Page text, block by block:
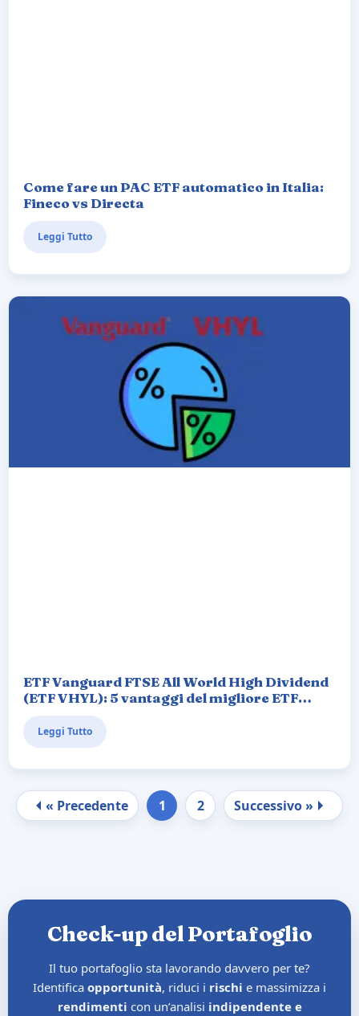
Come fare un PAC ETF automatico in Italia:
Fineco vs Directa
Leggi Tutto
ETF Vanguard FTSE All World High Dividend
(ETF VHYL): 5 vantaggi del migliore ETF
azionario globale ad alto dividendo
Leggi Tutto
« Precedente 1 2 Successivo »
Check-up del Portafoglio
Il tuo portafoglio sta lavorando davvero per te?
Identifica opportunità, riduci i rischi e massimizza i
rendimenti con un’analisi indipendente e